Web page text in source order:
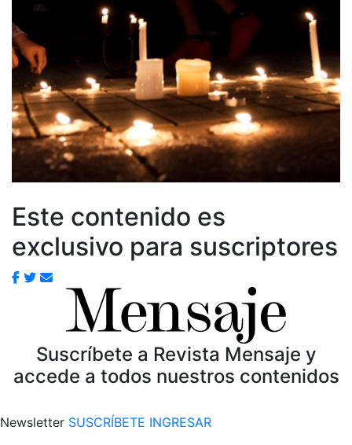
Este contenido es
exclusivo para suscriptores
Suscríbete a Revista Mensaje y
accede a todos nuestros contenidos
Newsletter SUSCRÍBETE INGRESAR